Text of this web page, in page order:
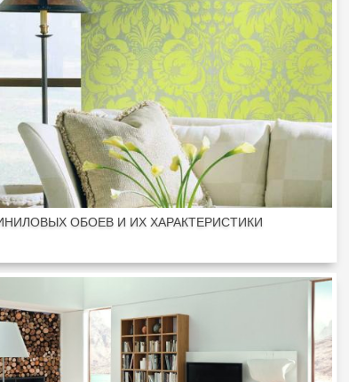
ОБОЕВ И ИХ ХАРАКТЕРИСТИКИ